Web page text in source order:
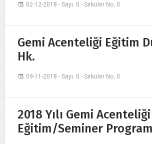
02-12-2018 - Sayı: 0 - Sirküler No: 0
Gemi Acenteliği Eğitim
Hk.
09-11-2018 - Sayı: 0 - Sirküler No: 0
2018 Yılı Gemi Acenteliği
Eğitim/Seminer